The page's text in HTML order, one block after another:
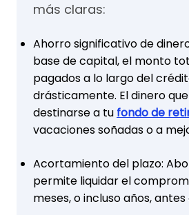
más claras:
Ahorro significativo de
base de capital, el monto
pagados a lo largo del
drásticamente. El dinero
destinarse a tu fondo de
vacaciones soñadas o a
Acortamiento del plazo:
permite liquidar el
meses, o incluso años,